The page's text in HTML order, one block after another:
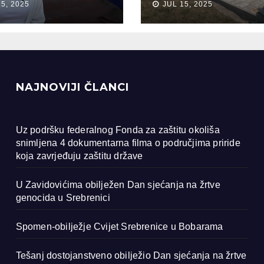
u
2025 JUL 15, 2025
NAJNOVIJI ČLANCI
Uz podršku federalnog Fonda za zaštitu okoliša
snimljena 4 dokumentarna filma o područjima priride
koja zavrjeđuju zaštitu države
U Zavidovićima obilježen Dan sjećanja na žrtve
genocida u Srebrenici
Spomen-obilježje Cvijet Srebrenice u Bobarama
Tešanj dostojanstveno obilježio Dan sjećanja na žrtve